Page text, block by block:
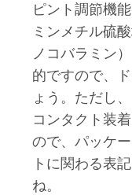
ピント調節機
ミンメチル硫
ノコバラミン
的ですので、
ょう。ただし
コンタクト装
ので、パッケ
トに関わる表
ね。